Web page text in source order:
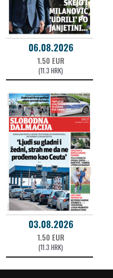
06.08.2026
1.50 EUR
(11.3 HRK)
03.08.2026
1.50 EUR
(11.3 HRK)